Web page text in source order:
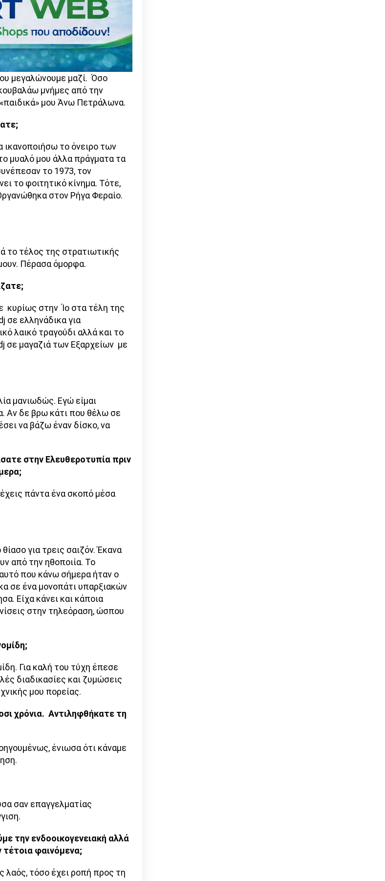
μεγαλώνουμε μαζί. Όσο
μνήμες από την
μου Άνω Πετράλωνα.
ικανοποιήσω το όνειρο των
μυαλό μου άλλα πράγματα τα
το 1973, τον
το φοιτητικό κίνημα. Τότε,
στον Ρήγα Φεραίο.
το τέλος της στρατιωτικής
Πέρασα όμορφα.
κυρίως στην Ίο στα τέλη της
σε ελληνάδικα για
λαικό τραγούδι αλλά και το
σε μαγαζιά των Εξαρχείων με
μανιωδώς. Εγώ είμαι
Αν δε βρω κάτι που θέλω σε
να βάζω έναν δίσκο, να
στην Ελευθεροτυπία πριν
πάντα ένα σκοπό μέσα
για τρεις σαιζόν. Έκανα
από την ηθοποιία. Το
που κάνω σήμερα ήταν ο
σε ένα μονοπάτι υπαρξιακών
Είχα κάνει και κάποια
στην τηλεόραση, ώσπου
Για καλή του τύχη έπεσε
διαδικασίες και ζυμώσεις
μου πορείας.
χρόνια. Αντιληφθήκατε τη
ένιωσα ότι κάναμε
σαν επαγγελματίας
την ενδοοικογενειακή αλλά
τέτοια φαινόμενα;
λαός, τόσο έχει ροπή προς τη